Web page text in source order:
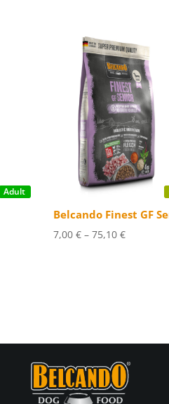
Adult
Belcando Finest GF
7,00€ – 75,10€Price